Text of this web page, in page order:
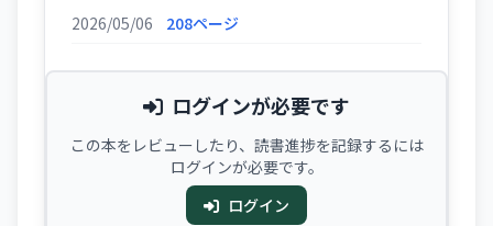
2026/05/06 208ページ
ログインが必要です
この本をレビューしたり、読書進捗を記録するには
ログインが必要です。
ログイン